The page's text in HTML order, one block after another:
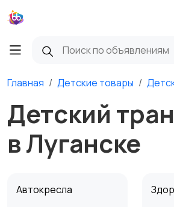
Главная Детские товары
Детский
в Луганске
Автокресла